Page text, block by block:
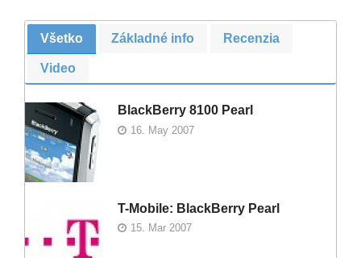
Všetko Základné info Recenzia
Video
BlackBerry 8100 Pearl
16. May 2007
T-Mobile: BlackBerry Pearl
15. Mar 2007